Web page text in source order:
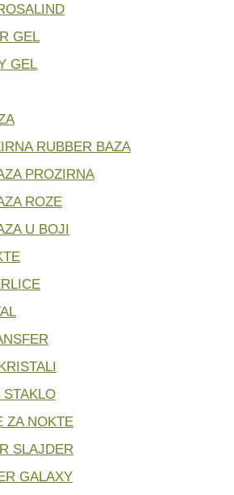
GEL
GEL
RUBBER BAZA
PROZIRNA
ROZE
U BOJI
ZA NOKTE
SLAJDER
GALAXY